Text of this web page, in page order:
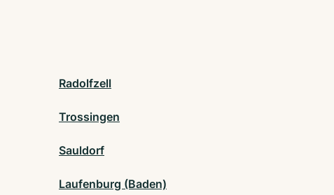
Radolfzell
Trossingen
Sauldorf
Laufenburg (Baden)